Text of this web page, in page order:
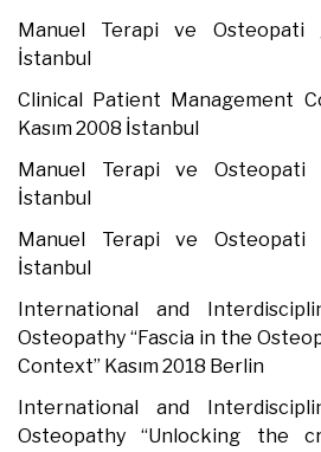
Manuel Terapi ve Osteopati
İstanbul
Clinical Patient Management
Kasım 2008 İstanbul
Manuel Terapi ve Osteopati
İstanbul
Manuel Terapi ve Osteopati
İstanbul
International and
Osteopathy “Fascia in the
Context” Kasım 2018 Berlin
International and
Osteopathy “Unlocking the